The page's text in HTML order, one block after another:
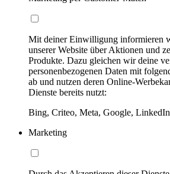
Mit deiner Einwilligung informieren
unserer Website über Aktionen und
Produkte. Dazu gleichen wir deine
personenbezogenen Daten mit
ab und nutzen deren Online-
Dienste bereits nutzt:
Bing, Criteo, Meta, Google,
Marketing